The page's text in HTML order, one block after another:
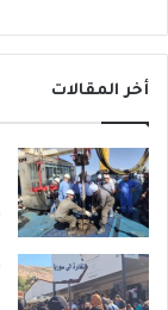
أخر المقالات